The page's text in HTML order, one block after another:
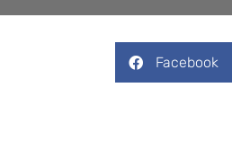
Facebook